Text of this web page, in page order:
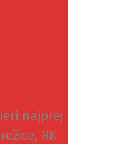
najprej
RK